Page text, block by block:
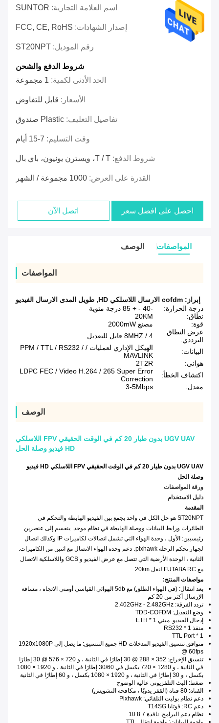
اسم العلامة التجارية: SUNTOR
إصدار الشهادات: FCC, CE, RoHS
رقم الموديل: ST20NPT
شروط الدفع والشحن
الحد الأدنى لكمية: 1 مجموعة
الأسعار: قابل للتفاوض
تفاصيل التغليف: Plastic صندوق
وقت التسليم: 7-15 أيام
شروط الدفع: T / T، ويسترن يونيون، باي بال
القدرة على العرض: 1000 مجموعة / الشهر
احصل على افضل سعر اتصل الآن
المواصفات الوصف
المواصفات
إبراز: cofdm الارسال اللاسلكي HD , طويل المدى الارسال الفيديو
درجة الحرارة:
-40 - + 85 درجة مئوية
نطاق:
20KM
قوة:
مصنع 2000mW
عرض النطاق
الترددي:
4 / 8MHZ قابل للتعديل
البيانات:
الهيكل الإداري لعمليات / PPM / TTL / RS232 /
MAVLINK
هوائي:
2T2R
اكتشاف الخطأ:
LDPC FEC / Video H.264 / 265 Super Error
Correction
معدل:
3-5Mbps
الوصف
UGV UAV بدون طيار 20 كم في الوقت الحقيقي FPV اللاسلكي
HD فيديو وصلة الحل
UGV UAV بدون طيار 20 كم في الوقت الحقيقي FPV اللاسلكي HD فيديو
وصلة الحل
ورقة المواصفات
دليل الاستخدام
المقدمة
ST20NPT هو حل الكل في واحد يجمع بين الفيديو الهابطة والتحكم في
الطائرات ورابط البيانات ووصلة الهابطة في نظام موحد. ينقسم إلى عنصرين
رئيسيين: الأول ، وحدة الهواء التي تشمل اتصالات لكاميرات IP وكذلك اتصال
لجهاز تحكم الرحلة pixhawk.
دعم وحدة الهواء الاتصال مع اثنين من الكاميرات.
الثانية ، الوحدة الأرضية التي تتصل مع عرض الفيديو و GCS واللاسلكية الاتصال
مع FUTABA RC لنقل 20km.
مواصفات المنتج:
بعد انتقال: (في الهواء الطلق) مع 5db الهوائي القياسي أومني الاتجاه ، مسافة
الإرسال أكثر من 20 كم
تردد الفرقة: 2.402GHz - 2.482GHz
وضع التعديل: TDD-COFDM
إدخال الفيديو: ميني ETH * 1
منفذ RS232 * 1
TTL Port * 1
متوافق تنسيق الفيديو المدخلات HD جميع التنسيق: ما يصل إلى 1920x1080P
@ 60fps
تنسيق الإخراج: 352 × 288 @ 30 إطارًا في الثانية ، و 720 × 576 @ 30 إطارًا
في الثانية ، و 1280 × 720 بكسل في 30/60 إطارًا في الثانية ، و 1920 × 1080
بكسل ، و 30 إطارًا في الثانية ، و 1920 × 1080 بكسل ، و 60 إطارًا في الثانية
ضغط: البث التلفزيوني عالية الوضوح
القناة: 80 قناة (القفز يدويًا ، مكافحة التشويش)
دعم نظام بوليت التلقائي: Pixhawk
دعم RC: فوتابا T14SG
نظام دعم البرامج: نافذة 7 8 10